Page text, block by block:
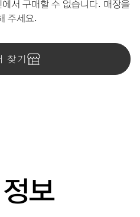
서 구매할 수 없습니다. 매장을
주세요.
찾기
보